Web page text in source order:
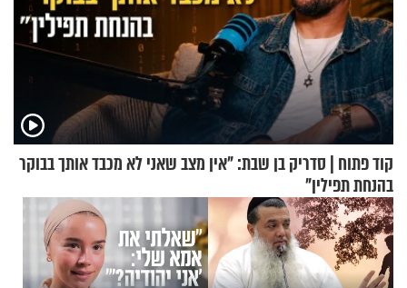
קוד פתוח | סדריק בן שבת: "אין מצב שאני לא מכבד אותך בבוקר
בהנחת תפילין"